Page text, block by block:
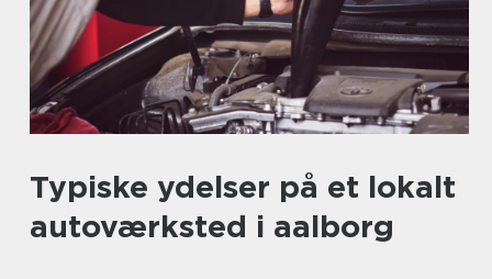
Typiske ydelser på et lokalt
autoværksted i aalborg